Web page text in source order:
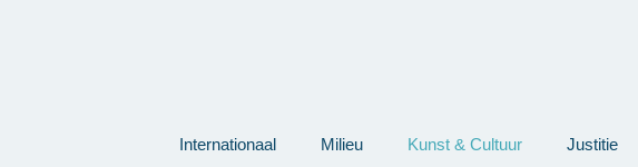
Internationaal Milieu Kunst & Cultuur Justitie